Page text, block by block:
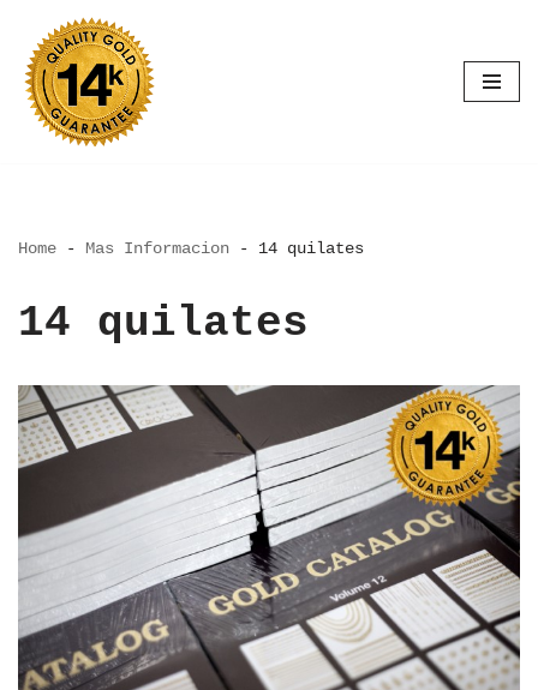
Saltar
al
contenido
Home - Mas Informacion - 14 quilates
14 quilates